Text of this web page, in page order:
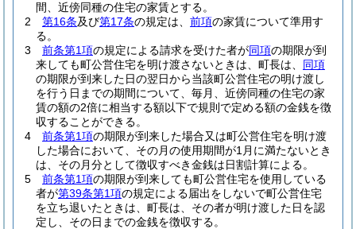
間、近傍同種の住宅の家賃とする。
2
第16条及び第17条の規定は、 前項の家賃について準用す
る。
3
前条第1項の規定による請求を受けた者が同項の期限が到
来しても町公営住宅を明け渡さないときは、町長は、 同項
の期限が到来した日の翌日から当該町公営住宅の明け渡し
を行う日までの期間について、毎月、近傍同種の住宅の家
賃の額の2倍に相当する額以下で規則で定める額の金銭を徴
収することができる。
4
前条第1項の期限が到来した場合又は町公営住宅を明け渡
した場合において、その月の使用期間が1月に満たないとき
は、その月分として徴収すべき金銭は日割計算による。
5
前条第1項の期限が到来しても町公営住宅を使用している
者が第39条第1項の規定による届出をしないで町公営住宅
を立ち退いたときは、町長は、その者が明け渡した日を認
定し、その日までの金銭を徴収する。